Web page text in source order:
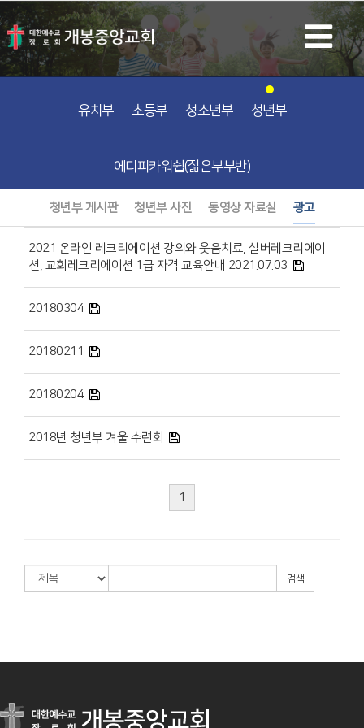
유치부 초등부 청소년부 청년부
에디피카워쉽(젊은부부반)
청년부 게시판 청년부 사진 동영상 자료실 광고
2021 온라인 레크리에이션 강의와 웃음치료, 실버레크리에이
션, 교회레크리에이션 1급 자격 교육안내 2021.07.03
20180304
20180211
20180204
2018년 청년부 겨울 수련회
1
검색